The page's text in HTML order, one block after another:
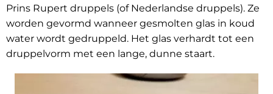
Prins Rupert druppels (of Nederlandse druppels). Ze
worden gevormd wanneer gesmolten glas in koud
water wordt gedruppeld. Het glas verhardt tot een
druppelvorm met een lange, dunne staart.